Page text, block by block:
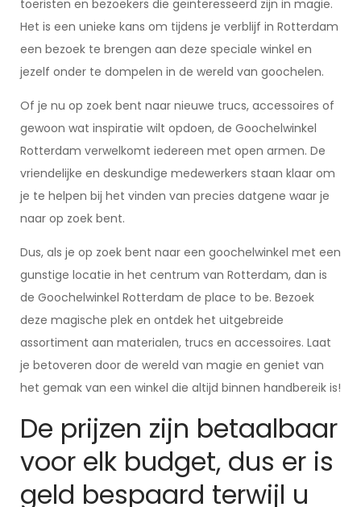
toeristen en bezoekers die geïnteresseerd zijn in magie.
Het is een unieke kans om tijdens je verblijf in Rotterdam
een bezoek te brengen aan deze speciale winkel en
jezelf onder te dompelen in de wereld van goochelen.
Of je nu op zoek bent naar nieuwe trucs, accessoires of
gewoon wat inspiratie wilt opdoen, de Goochelwinkel
Rotterdam verwelkomt iedereen met open armen. De
vriendelijke en deskundige medewerkers staan klaar om
je te helpen bij het vinden van precies datgene waar je
naar op zoek bent.
Dus, als je op zoek bent naar een goochelwinkel met een
gunstige locatie in het centrum van Rotterdam, dan is
de Goochelwinkel Rotterdam de place to be. Bezoek
deze magische plek en ontdek het uitgebreide
assortiment aan materialen, trucs en accessoires. Laat
je betoveren door de wereld van magie en geniet van
het gemak van een winkel die altijd binnen handbereik is!
De prijzen zijn betaalbaar
voor elk budget, dus er is
geld bespaard terwijl u